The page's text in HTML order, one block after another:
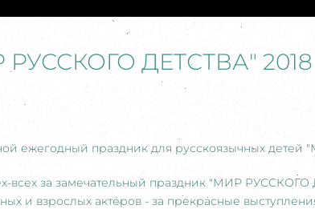
ДЕТСТВА" 2018
ежегодный праздник для русскоязычных
всех за замечательный праздник "МИР РУССКОГО
и взрослых актёров - за прекрасные